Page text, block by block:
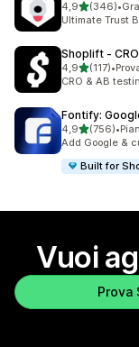
4,9stelle su 5
(346)
346 recensioni
•
Ultimate Trust
Shoplift ‑
4,9stelle su 5
(117)
117 recensioni
•
CRO & AB
Fontify:
4,9stelle su 5
(756)
756 recensioni
•
Add Google &
Built for
Vuoi
Prova